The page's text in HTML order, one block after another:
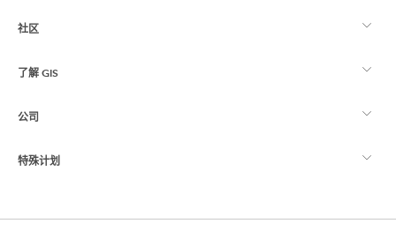
ArcGIS 概览
制图
社区
Esri 社区
ArcGIS 博客
用户研究和测试
了解 GIS
什么是 GIS？
位置智能
培训
公司
关于 Esri
特殊计划